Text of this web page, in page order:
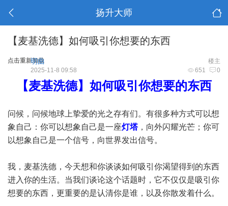
扬升大师
【麦基洗德】如何吸引你想要的东西
点击重新加载 楼主
明曲
651 0
2025-11-8 09:58
【麦基洗德】如何吸引你想要的东西
问候，问候地球上挚爱的光之存有们。有很多种方式可以想
象自己：你可以想象自己是一座灯塔，向外闪耀光芒；你可
以想象自己是一个信号，向世界发出信号。
我，麦基洗德，今天想和你谈谈如何吸引你渴望得到的东西
进入你的生活。当我们谈论这个话题时，它不仅仅是吸引你
想要的东西，更重要的是认清你是谁，以及你散发着什么。